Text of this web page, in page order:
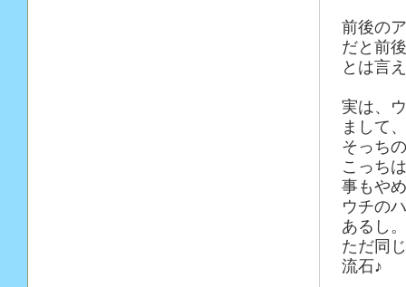
前後の
だと前
とは言
実は、
まして
そっち
こっち
事もや
ウチの
あるし
ただ同
流石♪